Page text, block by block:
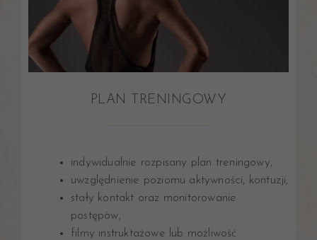
PLAN TRENINGOWY
indywidualnie rozpisany plan treningowy,
uwzględnienie poziomu aktywności, kontuzji,
stały kontakt oraz monitorowanie
postępów,
filmy instruktażowe lub możliwość